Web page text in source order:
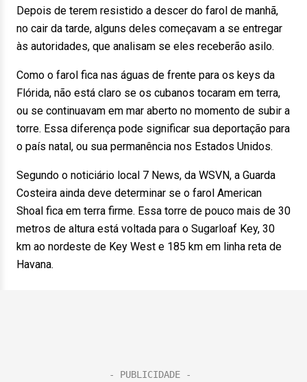
Depois de terem resistido a descer do farol de manhã,
no cair da tarde, alguns deles começavam a se entregar
às autoridades, que analisam se eles receberão asilo.
Como o farol fica nas águas de frente para os keys da
Flórida, não está claro se os cubanos tocaram em terra,
ou se continuavam em mar aberto no momento de subir a
torre. Essa diferença pode significar sua deportação para
o país natal, ou sua permanência nos Estados Unidos.
Segundo o noticiário local 7 News, da WSVN, a Guarda
Costeira ainda deve determinar se o farol American
Shoal fica em terra firme. Essa torre de pouco mais de 30
metros de altura está voltada para o Sugarloaf Key, 30
km ao nordeste de Key West e 185 km em linha reta de
Havana.